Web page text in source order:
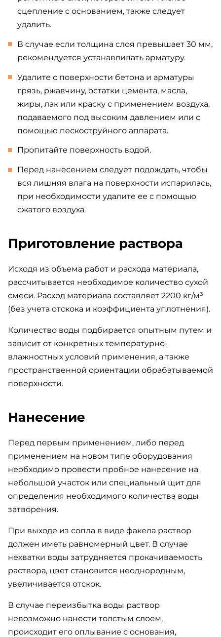
сцепление с основанием, также следует
удалить.
В случае если толщина слоя превышает 30 мм,
рекомендуется устанавливать арматуру.
Удалите с поверхности бетона и арматуры
грязь, ржавчину, остатки цемента, масла,
жиры, лак или краску с применением воздуха,
подаваемого под высоким давлением или с
помощью пескоструйного аппарата.
Пропитайте поверхность водой.
Перед нанесением следует подождать, чтобы
вся лишняя влага на поверхности испарилась,
при необходимости удалите ее с помощью
сжатого воздуха.
Приготовление раствора
Исходя из объема работ и расхода материала,
рассчитывается необходимое количество сухой
смеси. Расход материала составляет 2200 кг/м³
(без учета отскока и коэффициента уплотнения).
Количество воды подбирается опытным путем и
зависит от конкретных температурно-
влажностных условий применения, а также
пространственной ориентации обрабатываемой
поверхности.
Нанесение
Перед первым применением, либо перед
применением на новом типе оборудования
необходимо провести пробное нанесение на
небольшой участок или специальный щит для
определения необходимого количества воды
затворения.
При выходе из сопла в виде факела раствор
должен иметь равномерный цвет. В случае
нехватки воды затрудняется прокачиваемость
раствора, цвет становится неоднородным,
увеличивается отскок.
В случае переизбытка воды раствор
невозможно нанести толстым слоем,
происходит его оплывание с основания,